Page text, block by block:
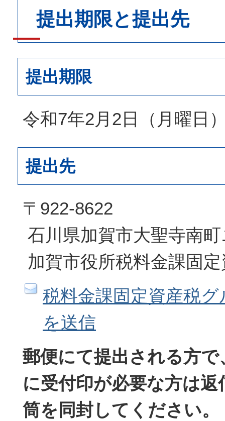
提出期限と提出先
提出期限
令和7年2月2日（月曜日
提出先
〒922-8622
石川県加賀市大聖寺南
加賀市役所税料金課固
税料金課固定資産税
を送信
郵便にて提出される方で
に受付印が必要な方は返
筒を同封してください。